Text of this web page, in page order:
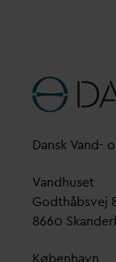
Dansk Vand-
Vandhuset
Godthåbsvej
8660
København